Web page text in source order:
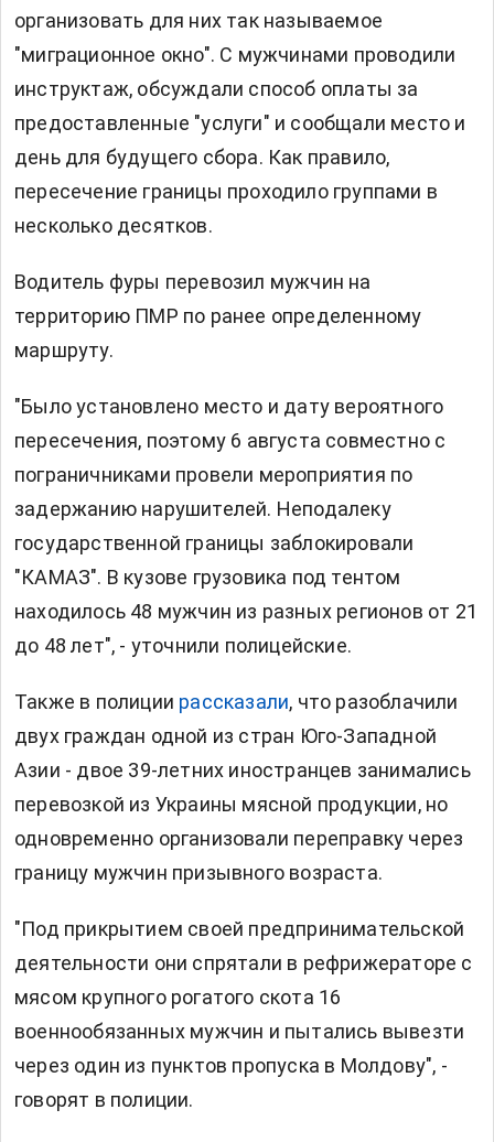
организовать для них так называемое
"миграционное окно". С мужчинами проводили
инструктаж, обсуждали способ оплаты за
предоставленные "услуги" и сообщали место и
день для будущего сбора. Как правило,
пересечение границы проходило группами в
несколько десятков.
Водитель фуры перевозил мужчин на
территорию ПМР по ранее определенному
маршруту.
"Было установлено место и дату вероятного
пересечения, поэтому 6 августа совместно с
пограничниками провели мероприятия по
задержанию нарушителей. Неподалеку
государственной границы заблокировали
"КАМАЗ". В кузове грузовика под тентом
находилось 48 мужчин из разных регионов от 21
до 48 лет", - уточнили полицейские.
Также в полиции рассказали, что разоблачили
двух граждан одной из стран Юго-Западной
Азии - двое 39-летних иностранцев занимались
перевозкой из Украины мясной продукции, но
одновременно организовали переправку через
границу мужчин призывного возраста.
"Под прикрытием своей предпринимательской
деятельности они спрятали в рефрижераторе с
мясом крупного рогатого скота 16
военнообязанных мужчин и пытались вывезти
через один из пунктов пропуска в Молдову", -
говорят в полиции.